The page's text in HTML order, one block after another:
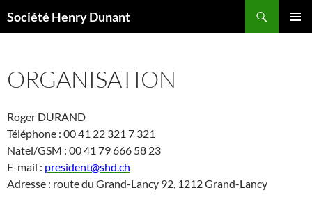
au
Société Henry Dunant
ORGANISATION
Roger DURAND
Téléphone : 00 41 22 321 7 321
Natel/GSM : 00 41 79 666 58 23
E-mail : president@shd.ch
Adresse : route du Grand-Lancy 92, 1212 Grand-Lancy